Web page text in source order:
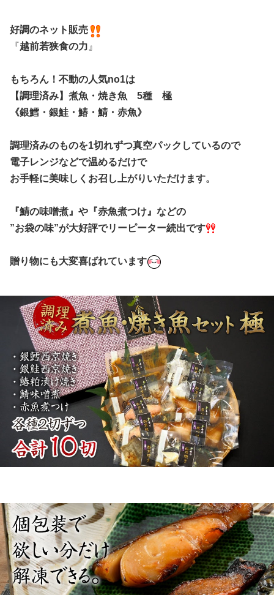
好調のネット販売
『越前若狭食の力 』
もちろん！不動の人気no1は
【調理済み】煮魚・焼き魚 5種 極
《銀鱈・銀鮭・鰆・鯖・赤魚》
調理済みのものを1切れずつ真空パックしているので
電子レンジなどで温めるだけで
お手軽に美味しくお召し上がりいただけます。
『鯖の味噌煮』や『赤魚煮つけ』などの
”お袋の味”が大好評でリーピーター続出です
贈り物にも大変喜ばれています